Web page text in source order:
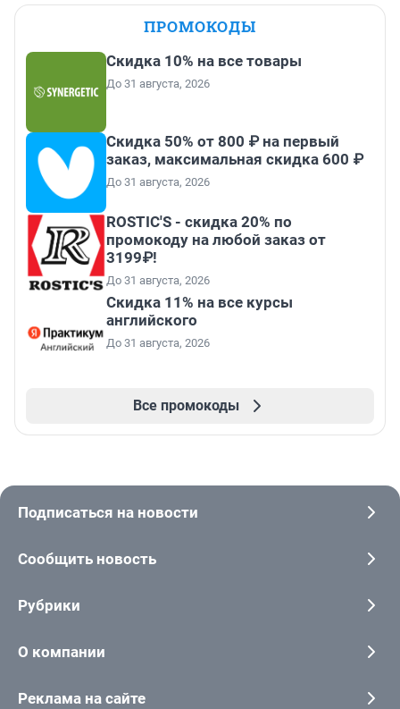
ПРОМОКОДЫ
Скидка 10% на все товары
До 31 августа, 2026
Скидка 50% от 800 ₽ на первый
заказ, максимальная скидка 600 ₽
До 31 августа, 2026
ROSTIC'S - скидка 20% по
промокоду на любой заказ от
3199₽!
До 31 августа, 2026
Скидка 11% на все курсы
английского
До 31 августа, 2026
Все промокоды
Подписаться на новости
Сообщить новость
Рубрики
О компании
Реклама на сайте